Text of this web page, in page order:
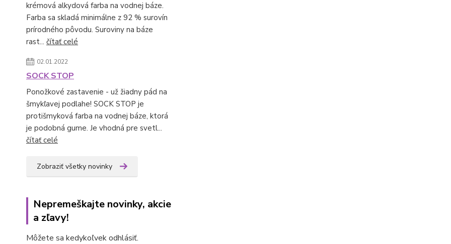
krémová alkydová farba na vodnej báze.
Farba sa skladá minimálne z 92 % surovín
prírodného pôvodu. Suroviny na báze
rast... čítať celé
02.01.2022
SOCK STOP
Ponožkové zastavenie - už žiadny pád na
šmykľavej podlahe! SOCK STOP je
protišmyková farba na vodnej báze, ktorá
je podobná gume. Je vhodná pre svetl...
čítať celé
Zobraziť všetky novinky
Nepremeškajte novinky, akcie
a zľavy!
Môžete sa kedykoľvek odhlásiť.